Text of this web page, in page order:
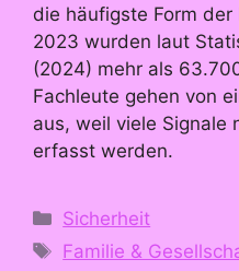
die häufigste Form
2023 wurden laut
(2024) mehr als
Fachleute gehen von
aus, weil viele Signale
erfasst werden.
Kategorien
Sicherheit
Schlagwörter
Familie &